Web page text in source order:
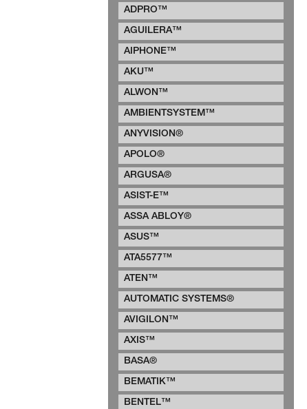
ADPRO™
AGUILERA™
AIPHONE™
AKU™
ALWON™
AMBIENTSYSTEM™
ANYVISION®
APOLO®
ARGUSA®
ASIST-E™
ASSA ABLOY®
ASUS™
ATA5577™
ATEN™
AUTOMATIC SYSTEMS®
AVIGILON™
AXIS™
BASA®
BEMATIK™
BENTEL™